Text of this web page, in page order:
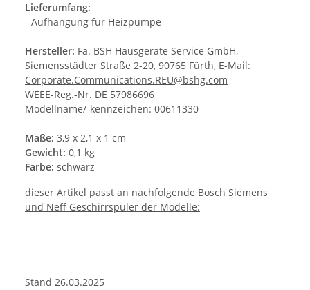
Lieferumfang:
- Aufhängung für Heizpumpe
Hersteller: Fa. BSH Hausgeräte Service GmbH,
Siemensstädter Straße 2-20, 90765 Fürth, E-Mail:
Corporate.Communications.REU@bshg.com
WEEE-Reg.-Nr. DE 57986696
Modellname/-kennzeichen: 00611330
Maße: 3,9 x 2,1 x 1 cm
Gewicht: 0,1 kg
Farbe: schwarz
dieser Artikel passt an nachfolgende Bosch Siemens
und Neff Geschirrspüler der Modelle:
Stand 26.03.2025